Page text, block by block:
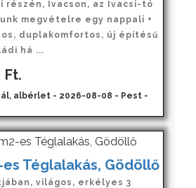
részén, Ivacson, az Ivacsi-tó
megvételre egy nappali +
duplakomfortos, új építésű
há ...
Ft.
albérlet - 2026-08-08 - Pest -
Téglalakás, Gödöllő
világos, erkélyes 3